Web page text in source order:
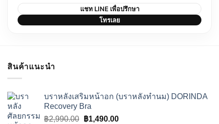
แชท LINE เพื่อปรึกษา
โทรเลย
สินค้าแนะนำ
บราหลังเสริมหน้าอก (บราหลังทำนม) DORINDA
Recovery Bra
฿2,990.00 Original
฿1,490.00Current